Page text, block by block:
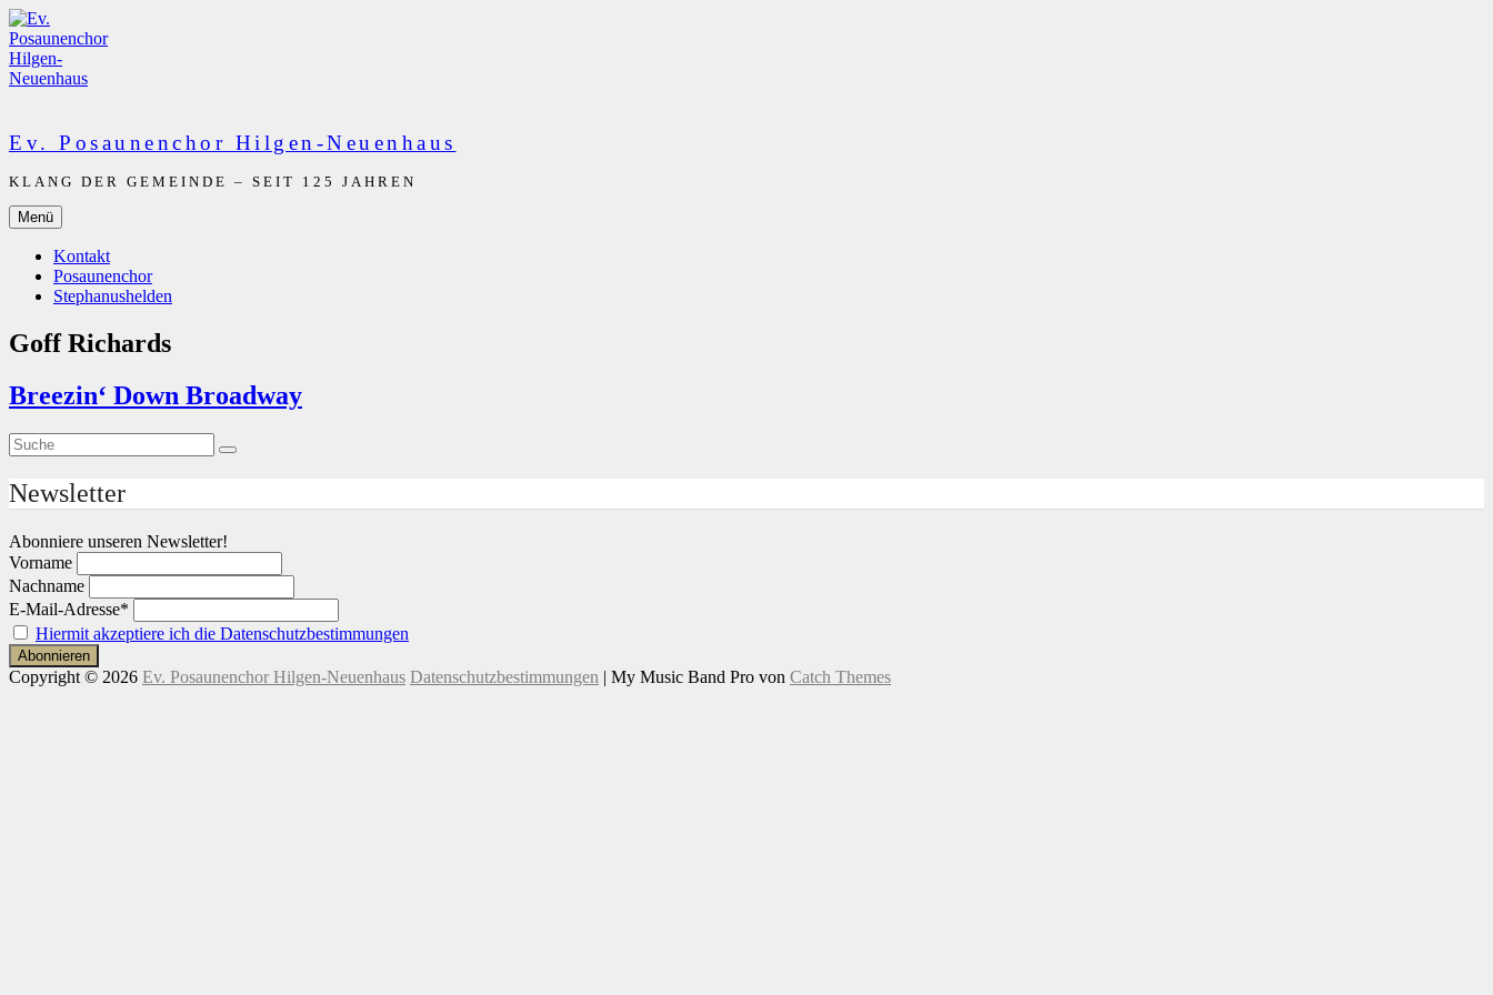
Zum
Inhalt
springen
Ev. Posaunenchor Hilgen-Neuenhaus
KLANG DER GEMEINDE – SEIT 125 JAHREN
Menü
Kontakt
Posaunenchor
Stephanushelden
Goff Richards
Breezin‘ Down Broadway
Suche
nach:
Suche
Newsletter
Abonniere unseren Newsletter!
Vorname
Nachname
E-Mail-Adresse*
Hiermit akzeptiere ich die Datenschutzbestimmungen
Copyright © 2026 Ev. Posaunenchor Hilgen-Neuenhaus Datenschutzbestimmungen | My Music Band Pro von Catch Themes